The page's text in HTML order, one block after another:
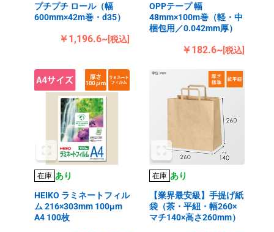
プチプチ ロール（幅
600mm×42m巻・d35）
￥1,196.6~[税込]
OPPテープ 幅
48mm×100m巻（軽・中
梱包用／0.042mm厚）
￥182.6~[税込]
在庫 あり
HEIKO ラミネートフィル
ム 216×303mm 100μm
A4 100枚
在庫 あり
【業界最安級】手提げ紙
袋（茶・平紐・幅260×
マチ140×高さ260mm）